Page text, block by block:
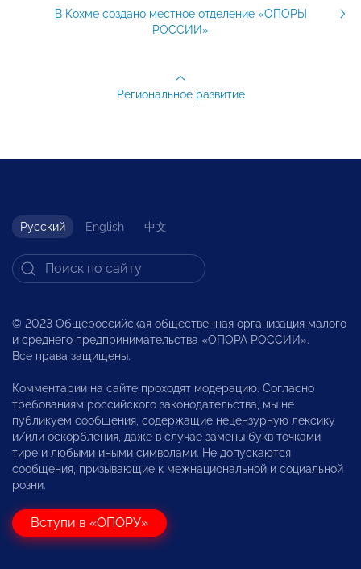
В Кохме создано местное отделение «ОПОРЫ
РОССИИ»
Региональное развитие
Русский English 中文
© 2023 Общероссийская общественная организация малого
и среднего предпринимательства «ОПОРА РОССИИ».
Все права защищены.
Комментарии на сайте проходят модерацию. Согласно
требованиям российского законодательства, мы не
публикуем сообщения, содержащие нецензурную лексику
и/или оскорбления, даже в случае замены букв точками,
тире и любыми иными символами. Не допускаются
сообщения, призывающие к межнациональной и социальной
розни.
Вступи в «ОПОРУ»